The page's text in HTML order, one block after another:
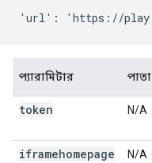
প্যারামিটার পাতা
token N/A
iframehomepage N/A